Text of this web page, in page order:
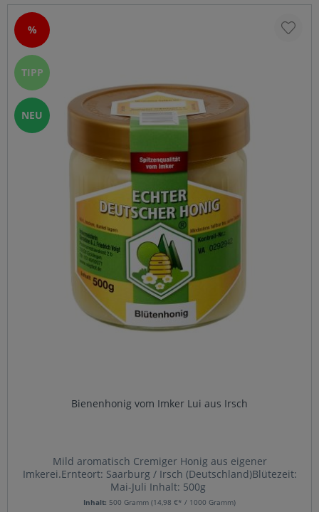
%
TIPP
NEU
Bienenhonig vom Imker Lui aus Irsch
Mild aromatisch Cremiger Honig aus eigener
Imkerei.Ernteort: Saarburg / Irsch (Deutschland)Blütezeit:
Mai-Juli Inhalt: 500g
Inhalt: 500 Gramm (14,98 €* / 1000 Gramm)